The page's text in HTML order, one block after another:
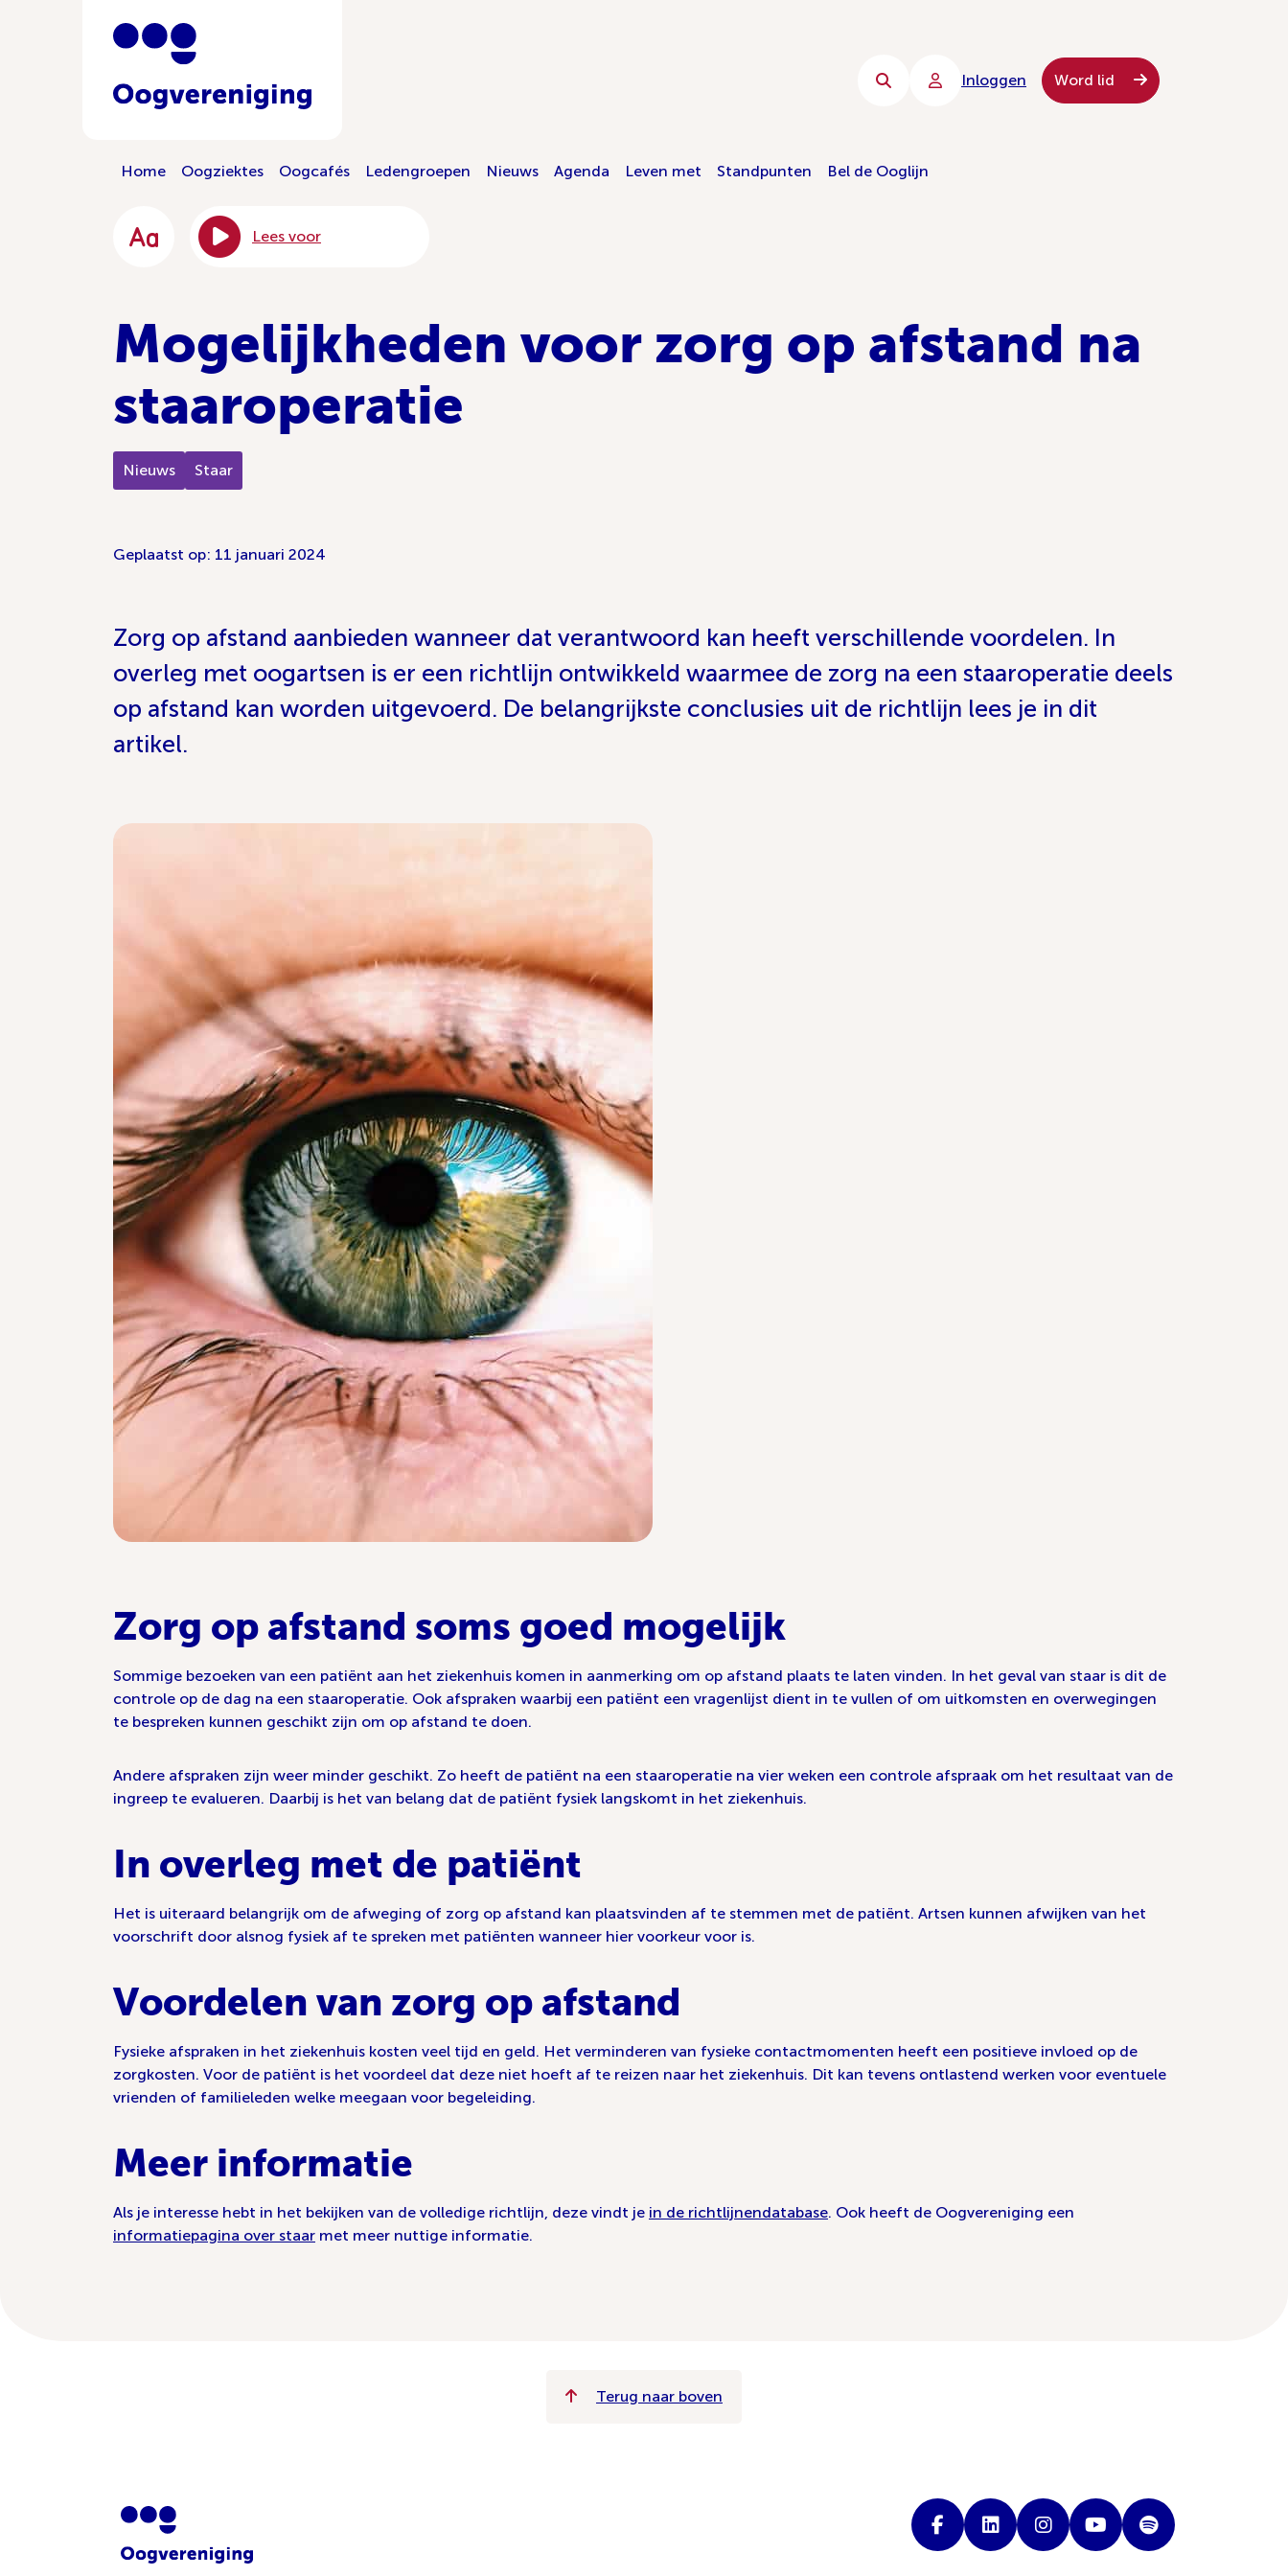
Inloggen Word lid
Home Oogziektes Oogcafés Ledengroepen Nieuws Agenda Leven met Standpunten Bel de Ooglijn
Lees voor
Mogelijkheden voor zorg op afstand na
staaroperatie
Nieuws Staar
Geplaatst op: 11 januari 2024
Zorg op afstand aanbieden wanneer dat verantwoord kan heeft verschillende voordelen. In
overleg met oogartsen is er een richtlijn ontwikkeld waarmee de zorg na een staaroperatie deels
op afstand kan worden uitgevoerd. De belangrijkste conclusies uit de richtlijn lees je in dit
artikel.
Zorg op afstand soms goed mogelijk
Sommige bezoeken van een patiënt aan het ziekenhuis komen in aanmerking om op afstand plaats te laten vinden. In het geval van staar is dit de
controle op de dag na een staaroperatie. Ook afspraken waarbij een patiënt een vragenlijst dient in te vullen of om uitkomsten en overwegingen
te bespreken kunnen geschikt zijn om op afstand te doen.
Andere afspraken zijn weer minder geschikt. Zo heeft de patiënt na een staaroperatie na vier weken een controle afspraak om het resultaat van de
ingreep te evalueren. Daarbij is het van belang dat de patiënt fysiek langskomt in het ziekenhuis.
In overleg met de patiënt
Het is uiteraard belangrijk om de afweging of zorg op afstand kan plaatsvinden af te stemmen met de patiënt. Artsen kunnen afwijken van het
voorschrift door alsnog fysiek af te spreken met patiënten wanneer hier voorkeur voor is.
Voordelen van zorg op afstand
Fysieke afspraken in het ziekenhuis kosten veel tijd en geld. Het verminderen van fysieke contactmomenten heeft een positieve invloed op de
zorgkosten. Voor de patiënt is het voordeel dat deze niet hoeft af te reizen naar het ziekenhuis. Dit kan tevens ontlastend werken voor eventuele
vrienden of familieleden welke meegaan voor begeleiding.
Meer informatie
Als je interesse hebt in het bekijken van de volledige richtlijn, deze vindt je in de richtlijnendatabase. Ook heeft de Oogvereniging een
informatiepagina over staar met meer nuttige informatie.
Terug naar boven